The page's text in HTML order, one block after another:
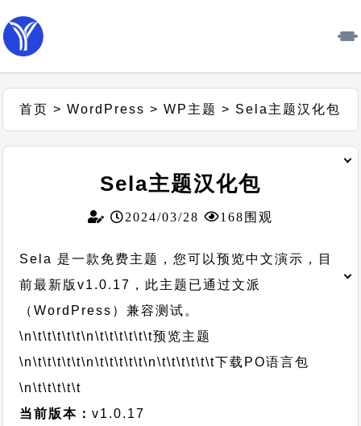
首页 >WordPress >WP主题 > Sela主题汉化包
Sela主题汉化包
2024/03/28 168围观
Sela 是一款免费主题，您可以预览中文演示，目
前最新版v1.0.17，此主题已通过文派
（WordPress）兼容测试。
\n\t\t\t\t\t\n\t\t\t\t\t\t预览主题
\n\t\t\t\t\t\n\t\t\t\t\t\n\t\t\t\t\t\t下载PO语言包
\n\t\t\t\t\t
当前版本：v1.0.17